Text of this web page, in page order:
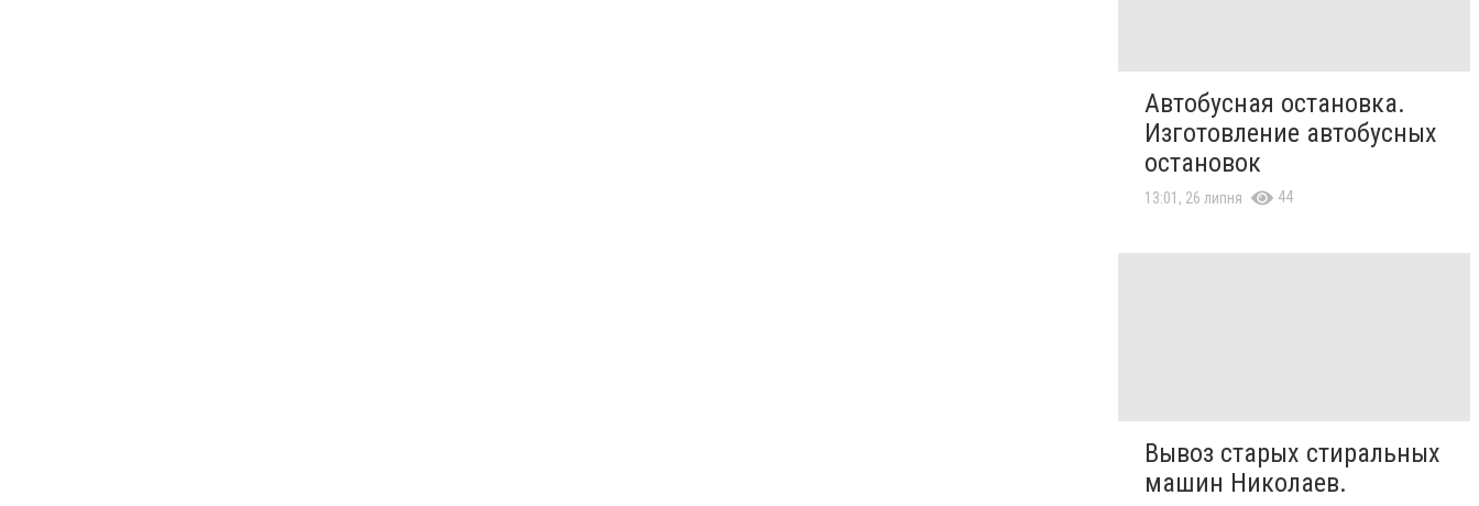
Автобусная остановка.
Изготовление автобусных
остановок
13:01, 26 липня 44
Вывоз старых стиральных
машин Николаев.